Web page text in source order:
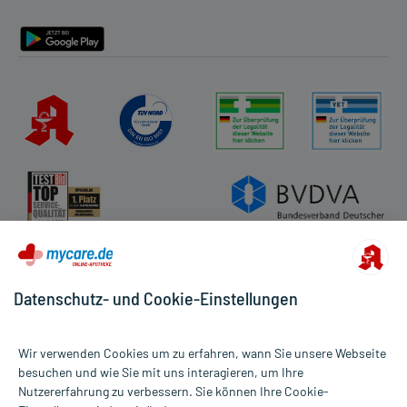
Alle Preise gelten inkl. MwSt., ggf. zzgl. Versandkosten
Datenschutz- und Cookie-Einstellungen
Wir verwenden Cookies um zu erfahren, wann Sie unsere Webseite
besuchen und wie Sie mit uns interagieren, um Ihre
Nutzererfahrung zu verbessern. Sie können Ihre Cookie-